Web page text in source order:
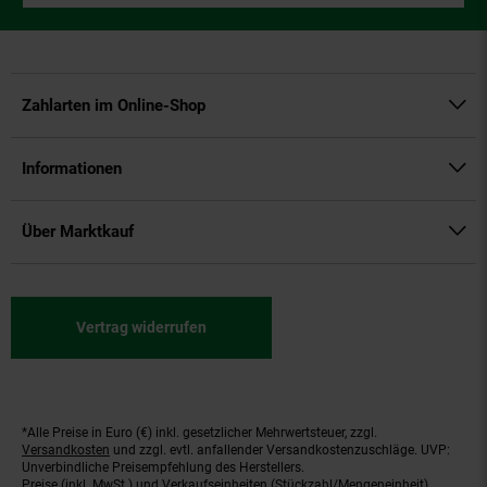
Zahlarten im Online-Shop
Informationen
Über Marktkauf
Vertrag widerrufen
Fußnoten
*Alle Preise in Euro (€) inkl. gesetzlicher Mehrwertsteuer, zzgl.
Versandkosten und zzgl. evtl. anfallender Versandkostenzuschläge. UVP:
Unverbindliche Preisempfehlung des Herstellers.